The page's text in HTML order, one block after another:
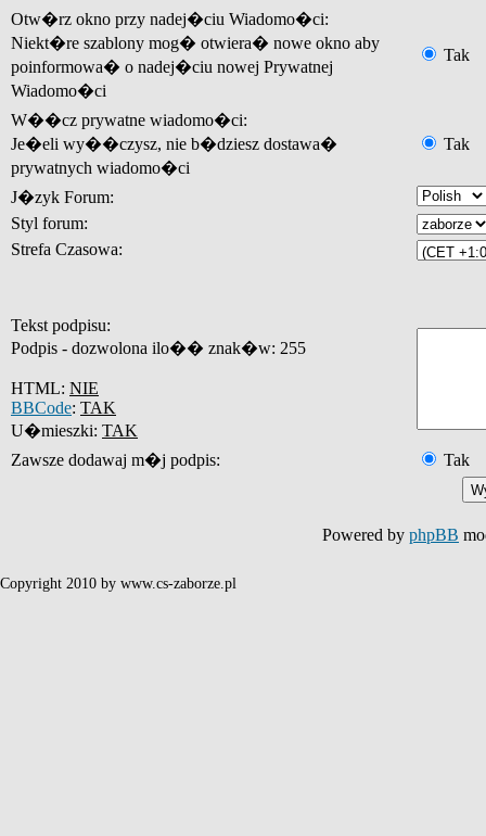
Otw�rz okno przy nadej�ciu Wiadomo�ci:
Niekt�re szablony mog� otwiera� nowe okno aby
poinformowa� o nadej�ciu nowej Prywatnej
Wiadomo�ci
Tak
W��cz prywatne wiadomo�ci:
Je�eli wy��czysz, nie b�dziesz dostawa�
prywatnych wiadomo�ci
Tak
J�zyk Forum:
Styl forum:
Strefa Czasowa:
Tekst podpisu:
Podpis - dozwolona ilo�� znak�w: 255
HTML: NIE
BBCode: TAK
U�mieszki: TAK
Zawsze dodawaj m�j podpis:
Tak
Powered by phpBB
Copyright 2010 by www.cs-zaborze.pl